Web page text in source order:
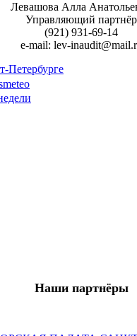
Левашова Алла
Управляющий партнёр
(921) 931-69-14
e-mail: lev-
Петербурге
Наши партнёры